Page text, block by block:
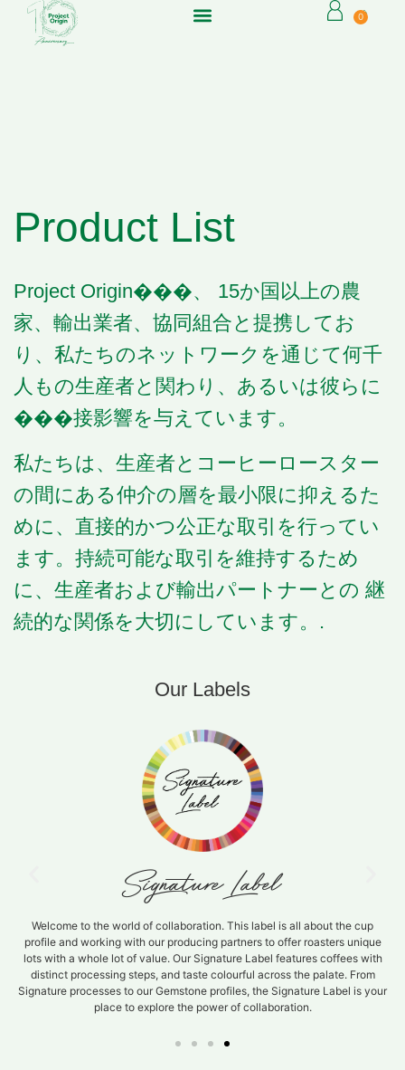
0
Product List
Project Origin���、
15か国以上の農
家、輸出業者、協同組合と提携してお
り、私たちのネットワークを通じて何千
人もの生産者と関わり、あるいは彼らに
���接影響を与えています。
私たちは、生産者とコーヒーロースター
の間にある仲介の層を最小限に抑えるた
めに、直接的かつ公正な取引を行ってい
ます。持続可能な取引を維持するため
に、生産者および輸出パートナーとの 継
続的な関係を大切にしています。 .
Our Labels
This label is all about the cup
partners to offer roasters unique
Signature Label features coffees with
taste colourful across the palate. From
profiles, the Signature Label is your
the power of collaboration.
offers profile-focused lots from
consistent in quality, and
available